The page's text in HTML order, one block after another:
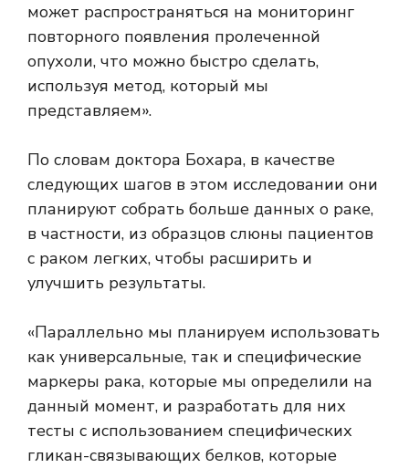
может распространяться на мониторинг
повторного появления пролеченной
опухоли, что можно быстро сделать,
используя метод, который мы
представляем».
По словам доктора Бохара, в качестве
следующих шагов в этом исследовании они
планируют собрать больше данных о раке,
в частности, из образцов слюны пациентов
с раком легких, чтобы расширить и
улучшить результаты.
«Параллельно мы планируем использовать
как универсальные, так и специфические
маркеры рака, которые мы определили на
данный момент, и разработать для них
тесты с использованием специфических
гликан-связывающих белков, которые